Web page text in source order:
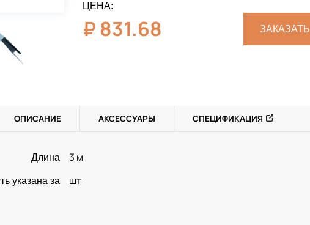
ЦЕНА:
₽ 831.68 ЗАКАЗАТЬ
ОПИСАНИЕ АКСЕССУАРЫ СПЕЦИФИКАЦИЯ
Длина 3 м
указана за шт